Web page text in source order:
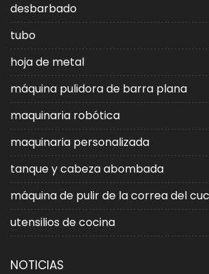
desbarbado
tubo
hoja de metal
máquina pulidora de barra plana
maquinaria robótica
maquinaria personalizada
tanque y cabeza abombada
máquina de pulir de la correa del
utensilios de cocina
NOTICIAS